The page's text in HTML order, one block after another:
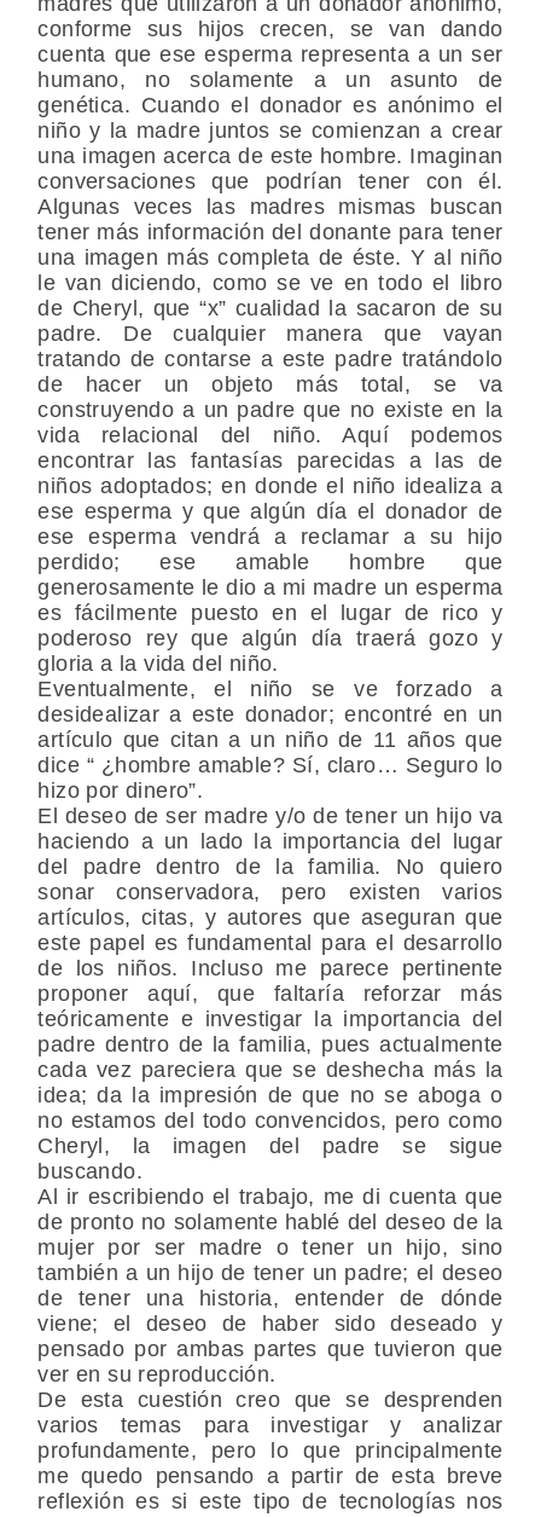
conforme sus hijos crecen, se van dando
cuenta que ese esperma representa a un ser
humano, no solamente a un asunto de
genética. Cuando el donador es anónimo el
niño y la madre juntos se comienzan a crear
una imagen acerca de este hombre. Imaginan
conversaciones que podrían tener con él.
Algunas veces las madres mismas buscan
tener más información del donante para tener
una imagen más completa de éste. Y al niño
le van diciendo, como se ve en todo el libro
de Cheryl, que “x” cualidad la sacaron de su
padre. De cualquier manera que vayan
tratando de contarse a este padre tratándolo
de hacer un objeto más total, se va
construyendo a un padre que no existe en la
vida relacional del niño. Aquí podemos
encontrar las fantasías parecidas a las de
niños adoptados; en donde el niño idealiza a
ese esperma y que algún día el donador de
ese esperma vendrá a reclamar a su hijo
perdido; ese amable hombre que
generosamente le dio a mi madre un esperma
es fácilmente puesto en el lugar de rico y
poderoso rey que algún día traerá gozo y
gloria a la vida del niño.
Eventualmente, el niño se ve forzado a
desidealizar a este donador; encontré en un
artículo que citan a un niño de 11 años que
dice “ ¿hombre amable? Sí, claro… Seguro lo
hizo por dinero”.
El deseo de ser madre y/o de tener un hijo va
haciendo a un lado la importancia del lugar
del padre dentro de la familia. No quiero
sonar conservadora, pero existen varios
artículos, citas, y autores que aseguran que
este papel es fundamental para el desarrollo
de los niños. Incluso me parece pertinente
proponer aquí, que faltaría reforzar más
teóricamente e investigar la importancia del
padre dentro de la familia, pues actualmente
cada vez pareciera que se deshecha más la
idea; da la impresión de que no se aboga o
no estamos del todo convencidos, pero como
Cheryl, la imagen del padre se sigue
buscando.
Al ir escribiendo el trabajo, me di cuenta que
de pronto no solamente hablé del deseo de la
mujer por ser madre o tener un hijo, sino
también a un hijo de tener un padre; el deseo
de tener una historia, entender de dónde
viene; el deseo de haber sido deseado y
pensado por ambas partes que tuvieron que
ver en su reproducción.
De esta cuestión creo que se desprenden
varios temas para investigar y analizar
profundamente, pero lo que principalmente
me quedo pensando a partir de esta breve
reflexión es si este tipo de tecnologías nos